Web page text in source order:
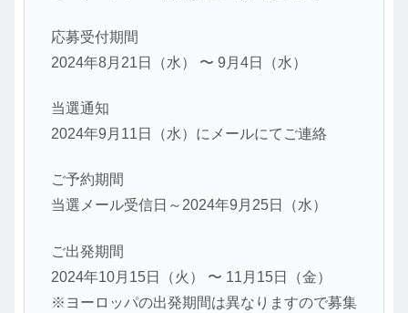
応募受付期間
2024年8月21日（水） 〜 9月4日（水）
当選通知
2024年9月11日（水）にメールにてご連絡
ご予約期間
当選メール受信日～2024年9月25日（水）
ご出発期間
2024年10月15日（火） 〜 11月15日（金）
※ヨーロッパの出発期間は異なりますので募集